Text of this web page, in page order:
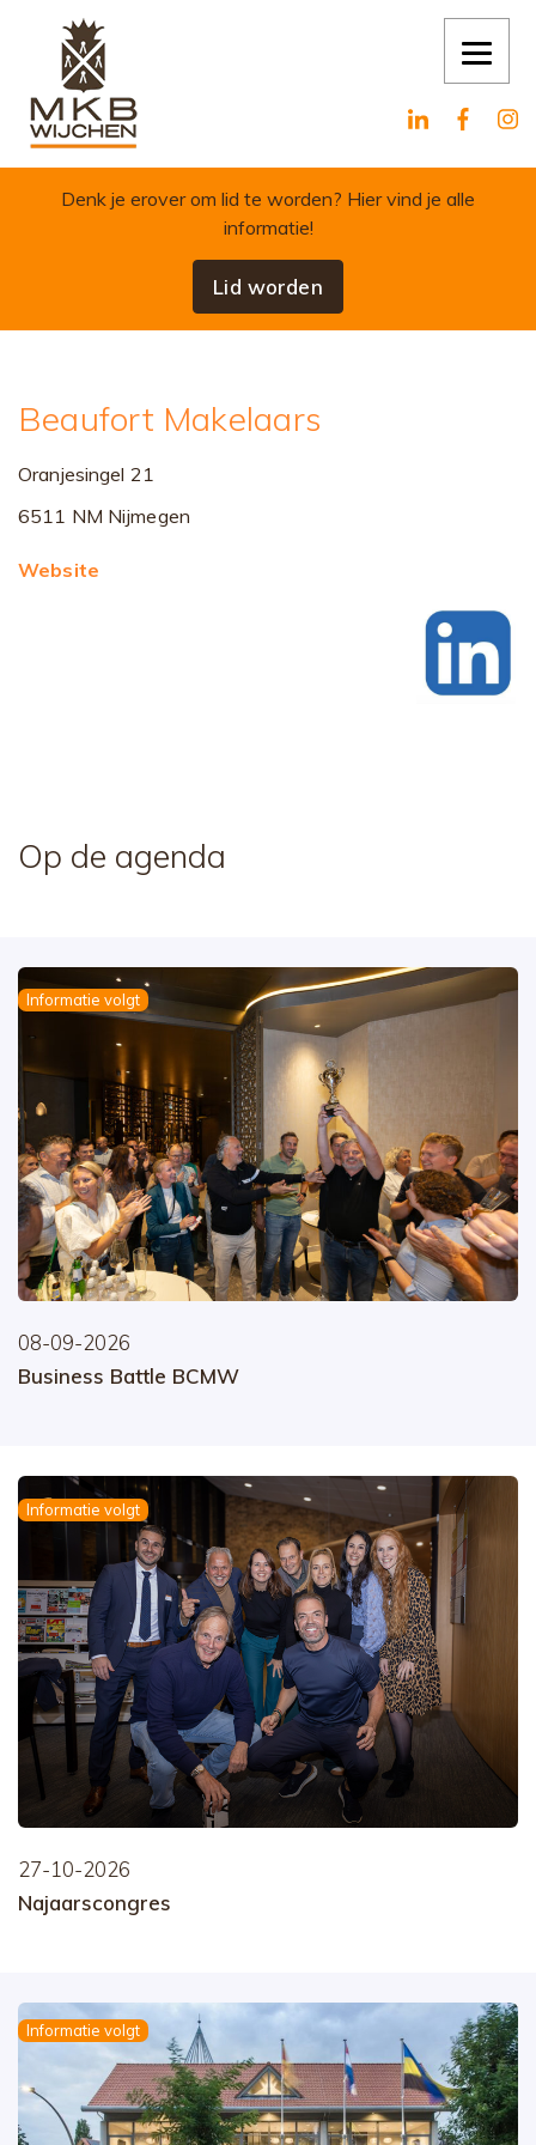
Skip to content
Denk je erover om lid te worden? Hier vind je alle
informatie!
Lid worden
Beaufort Makelaars
Oranjesingel 21
6511 NM Nijmegen
Website
Op de agenda
Informatie volgt
08-09-2026
Business Battle BCMW
Informatie volgt
27-10-2026
Najaarscongres
Informatie volgt